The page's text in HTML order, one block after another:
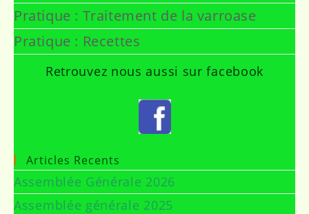
Pratique : Traitement de la varroase
Pratique : Recettes
Retrouvez nous aussi sur facebook
Articles Recents
Assemblée Générale 2026
Assemblée générale 2025